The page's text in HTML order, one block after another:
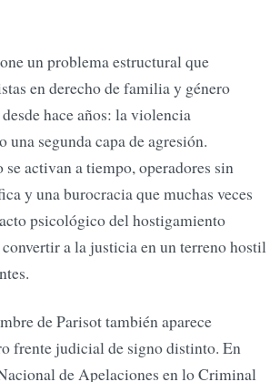
un problema estructural que
en derecho de familia y género
hace años: la violencia
segunda capa de agresión.
activan a tiempo, operadores sin
y una burocracia que muchas veces
psicológico del hostigamiento
a la justicia en un terreno hostil
de Parisot también aparece
frente judicial de signo distinto. En
de Apelaciones en lo Criminal